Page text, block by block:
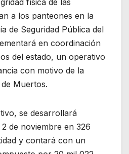
a los panteones en la
de Seguridad Pública del
en coordinación
del estado, un operativo
con motivo de la
Muertos.
se desarrollará
de noviembre en 326
y contará con un